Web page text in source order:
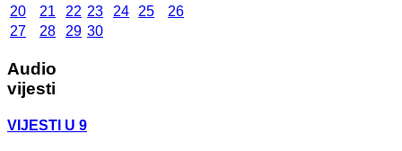
20
21 22 23 24 25
26
27
28 29 30
Audio
vijesti
VIJESTI U 9